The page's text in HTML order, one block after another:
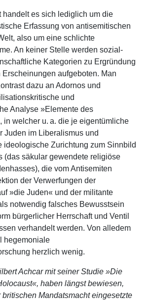
handelt es sich lediglich um die
Erfassung von antisemitischen
also um eine schlichte
An keiner Stelle werden sozial-
Kategorien zu Ergründung
aufgeboten. Man
dazu an Adornos und
und
Analyse »Elemente des
in welcher u. a. die je eigentümliche
Juden im Liberalismus und
ideologische Zurichtung zum Sinnbild
(das säkular gewendete religiöse
die vom Antisemiten
der Verwerfungen der
»die Juden« und der militante
notwendig falsches Bewusstsein
bürgerlicher Herrschaft und Ventil
verhandelt werden. Von alledem
hegemoniale
herzlich wenig.
Achcar mit seiner Studie »Die
haben längst bewiesen,
britischen Mandatsmacht eingesetzte